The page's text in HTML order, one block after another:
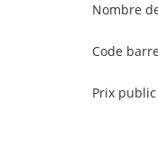
Nombre
Code
Prix